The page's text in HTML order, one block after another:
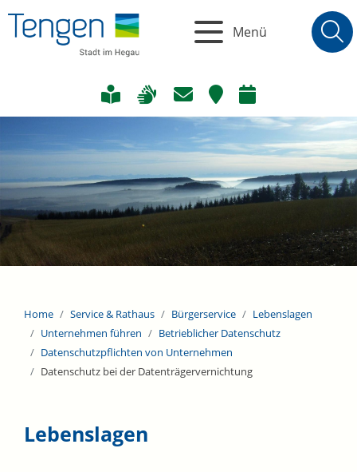
Menü
Home Service & Rathaus Bürgerservice
Lebenslagen
Unternehmen führen
Betrieblicher Datenschutz
Datenschutzpflichten von Unternehmen
Datenschutz bei der Datenträgervernichtung
Lebenslagen